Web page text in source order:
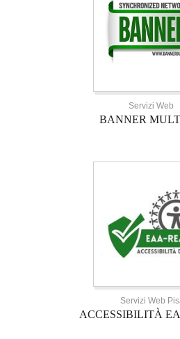
Servizi Web
BANNER
Servizi Web
ACCESSIBILITÀ